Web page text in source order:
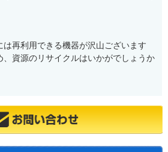
再利用できる機器が沢山ございます
資源のリサイクルはいかがでしょうか